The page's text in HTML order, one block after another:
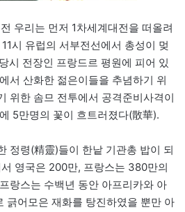
우리는 먼저 1차세계대전을 떠올려
시 유럽의 서부전선에서 총성이 멎
시 전장인 프랑드르 평원에 피어 있
서 산화한 젊은이들을 추념하기 위
위한 솜므 전투에서 공격준비사격이
5만명의 꽃이 흐트러졌다(散華).
정령(精靈)들이 한낱 기관총 밥이 되
영국은 200만, 프랑스는 380만의
랑스는 수백년 동안 아프리카와 아
긁어모은 재화를 탕진하였을 뿐만 아